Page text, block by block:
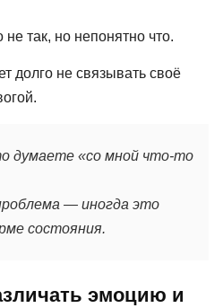
так, но непонятно что.
долго не связывать своё
думаете «со мной что-то
— иногда это
состояния.
эмоцию и